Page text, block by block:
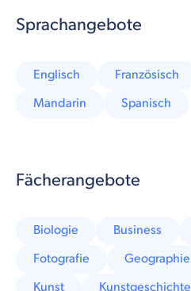
Sprachangebote
Englisch Französisch
Mandarin
Spanisch
Fächerangebote
Biologie Business
Fotografie
Geographie
Kunst
Kunstgeschichte